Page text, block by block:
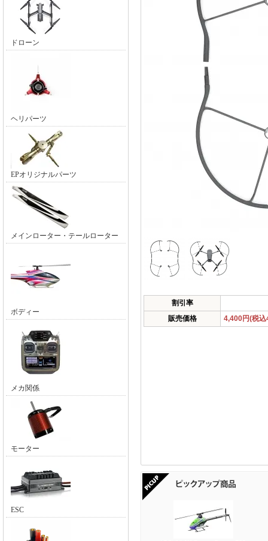
ドローン
ヘリパーツ
EPオリジナルパーツ
メインローター・テールローター
ボディー
メカ関係
モーター
ESC
割引率
販売価格
4,400円(税